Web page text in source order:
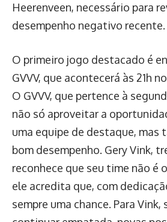
Heerenveen, necessário para
desempenho negativo recente.
O primeiro jogo destacado é
GVVV, que acontecerá às 21h
O GVVV, que pertence à
não só aproveitar a
uma equipe de destaque, mas
bom desempenho. Gery Vink,
reconhece que seu time não é
ele acredita que, com
sempre uma chance. Para Vink,